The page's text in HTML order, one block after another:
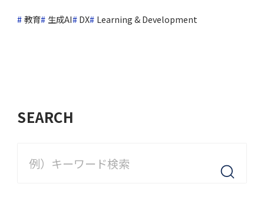
教育 生成AI DX Learning & Development
SEARCH